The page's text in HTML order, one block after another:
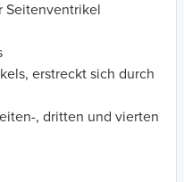
Seitenventrikel
erstreckt sich durch
, dritten und vierten